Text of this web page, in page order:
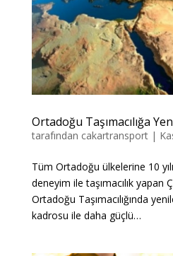
Ortadoğu Taşımacılığa
tarafından cakartransport|
Tüm Ortadoğu ülkelerine 10
deneyim ile taşımacılık yapan
Ortadoğu Taşımacılığında
kadrosu ile daha güçlü…